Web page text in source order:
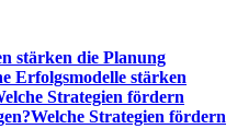
stärken die Planung
Erfolgsmodelle stärken
Strategien fördern
Welche Strategien fördern